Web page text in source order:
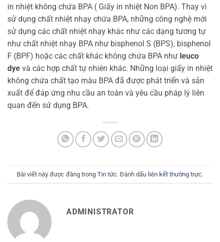
in nhiệt không chứa BPA ( Giấy in nhiệt Non BPA). Thay vì
sử dụng chất nhiệt nhạy chứa BPA, những công nghệ mới
sử dụng các chất nhiệt nhạy khác như các dạng tương tự
như chất nhiệt nhạy BPA như bisphenol S (BPS), bisphenol
F (BPF) hoặc các chất khác không chứa BPA như leuco
dye và các hợp chất tự nhiên khác. Những loại giấy in nhiệt
không chứa chất tạo màu BPA đã được phát triển và sản
xuất để đáp ứng nhu cầu an toàn và yêu cầu pháp lý liên
quan đến sử dụng BPA.
Bài viết này được đăng trong Tin tức. Đánh dấu liên kết thường trực.
ADMINISTRATOR